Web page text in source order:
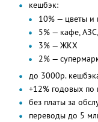
кешбэк:
10% — цветы и
5% — кафе,
3% — ЖКХ
2% —
до 3000р.
+12% годовых по
без платы за
переводы до 5